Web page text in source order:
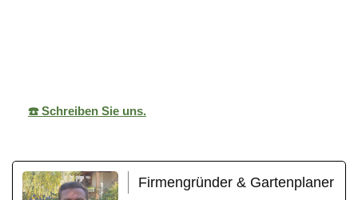
☎️ Schreiben Sie uns.
Firmengründer & Gartenplaner